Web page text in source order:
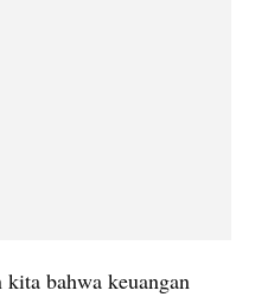
bahwa keuangan